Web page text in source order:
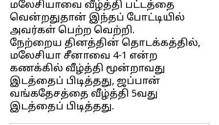
மலேசியாவை வீழ்த்தி பட்டத்தை
வென்றதுதான் இந்தப் போட்டியில்
அவர்கள் பெற்ற வெற்றி.
நேற்றைய தினத்தின் தொடக்கத்தில்,
மலேசியா சீனாவை 4-1 என்ற
கணக்கில் வீழ்த்தி மூன்றாவது
இடத்தைப் பிடித்தது, ஜப்பான்
வங்கதேசத்தை வீழ்த்தி 5வது